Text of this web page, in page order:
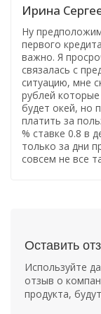
Ирина
Ну
первого
важно. Я
связалась с
ситуацию, мне
рублей
будет окей, но
платить за
% ставке 0.8 в
только за дни
совсем не все
Оставить
Используйте
отзыв о
продукта,